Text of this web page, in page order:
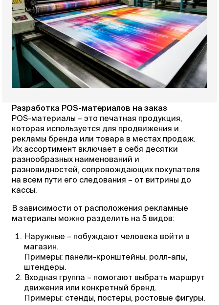
Разработка POS-материалов на заказ
POS-материалы – это печатная продукция,
которая используется для продвижения и
рекламы бренда или товара в местах продаж.
Их ассортимент включает в себя десятки
разнообразных наименований и
разновидностей, сопровождающих покупателя
на всем пути его следования – от витрины до
кассы.
В зависимости от расположения рекламные
материалы можно разделить на 5 видов:
Наружные – побуждают человека войти в
магазин.
Примеры: панели-кронштейны, ролл-апы,
штендеры.
Входная группа – помогают выбрать маршрут
движения или конкретный бренд.
Примеры: стенды, постеры, ростовые фигуры,